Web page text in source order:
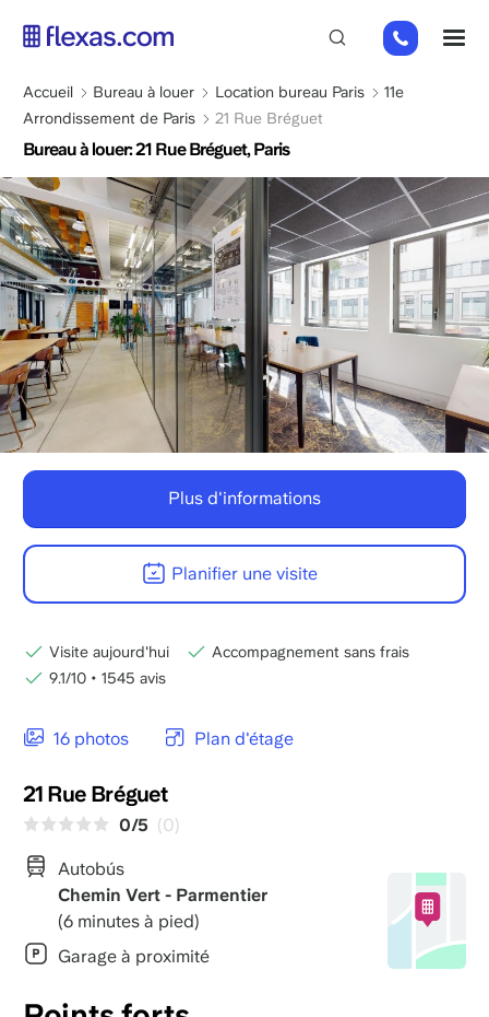
principal
01
82
88
Fil
d'Ariane
Accueil Bureau à louer Location bureau Paris
11e
Arrondissement de Paris
21 Rue Bréguet
Bureau à louer: 21 Rue Bréguet, Paris
16 photos Plan d'étage
21 Rue Bréguet
0/5 (0)
Autobús
Chemin Vert - Parmentier
(6 minutes à pied)
Garage à proximité
Plus d'informations
Planifier une visite
Visite aujourd'hui
Accompagnement sans frais
9.1/10 • 1545 avis